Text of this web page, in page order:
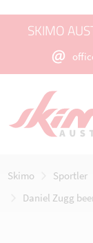
SKIMO
Skimo Sportler
Daniel Zugg